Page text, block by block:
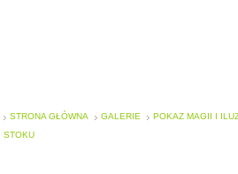
STRONA GŁÓWNA GALERIE
POKAZ MAGII I
STOKU